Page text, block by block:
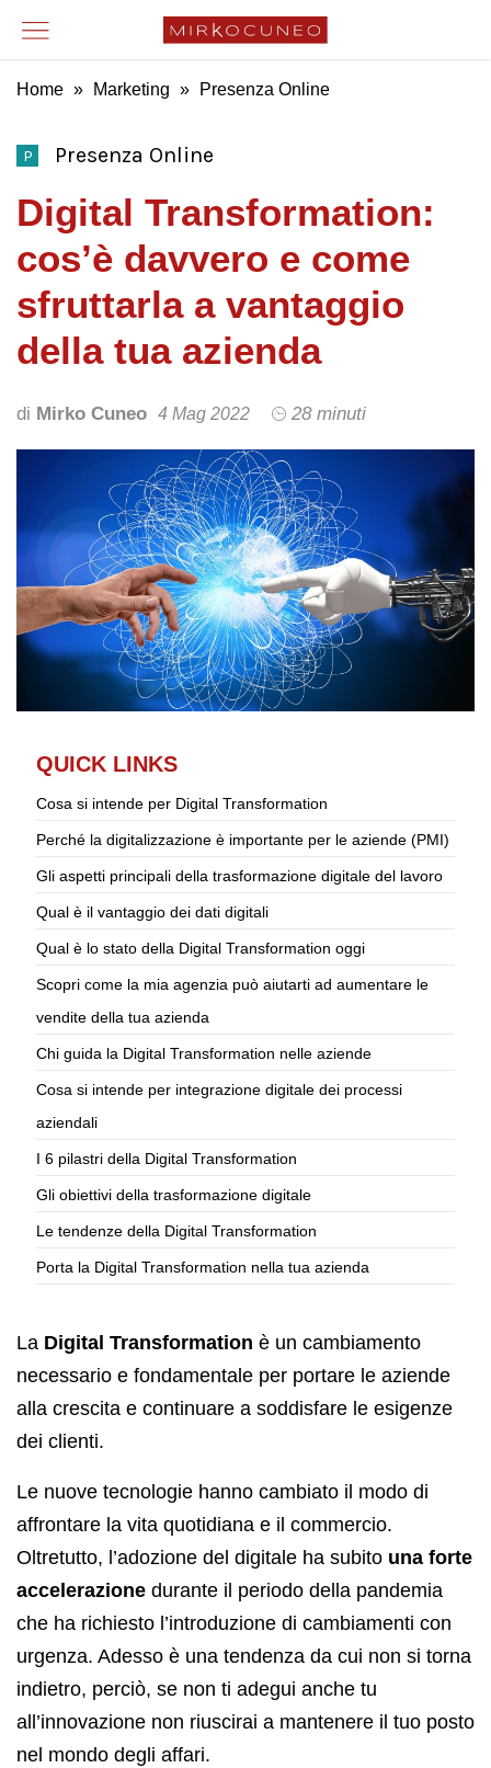
Home » Marketing » Presenza Online
P Presenza Online
Digital Transformation:
cos’è davvero e come
sfruttarla a vantaggio
della tua azienda
di Mirko Cuneo 4 Mag 2022 28 minuti
QUICK LINKS
Cosa si intende per Digital Transformation
Perché la digitalizzazione è importante per le aziende (PMI)
Gli aspetti principali della trasformazione digitale del lavoro
Qual è il vantaggio dei dati digitali
Qual è lo stato della Digital Transformation oggi
Scopri come la mia agenzia può aiutarti ad aumentare le
vendite della tua azienda
Chi guida la Digital Transformation nelle aziende
Cosa si intende per integrazione digitale dei processi
aziendali
I 6 pilastri della Digital Transformation
Gli obiettivi della trasformazione digitale
Le tendenze della Digital Transformation
Porta la Digital Transformation nella tua azienda
La Digital Transformation è un cambiamento
necessario e fondamentale per portare le aziende
alla crescita e continuare a soddisfare le esigenze
dei clienti.
Le nuove tecnologie hanno cambiato il modo di
affrontare la vita quotidiana e il commercio.
Oltretutto, l’adozione del digitale ha subito una forte
accelerazione durante il periodo della pandemia
che ha richiesto l’introduzione di cambiamenti con
urgenza. Adesso è una tendenza da cui non si torna
indietro, perciò, se non ti adegui anche tu
all’innovazione non riuscirai a mantenere il tuo posto
nel mondo degli affari.